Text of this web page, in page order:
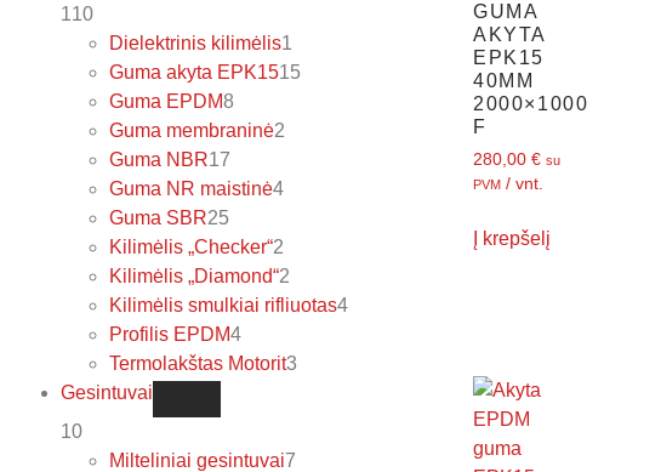
110
Dielektrinis kilimėlis1
Guma akyta EPK1515
Guma EPDM8
Guma membraninė2
Guma NBR17
Guma NR maistinė4
Guma SBR25
Kilimėlis „Checker“2
Kilimėlis „Diamond“2
Kilimėlis smulkiai rifliuotas4
Profilis EPDM4
Termolakštas Motorit3
Gesintuvai
10
Milteliniai gesintuvai7
GUMA
AKYTA
EPK15
40MM
2000×1000
F
280,00 € su
PVM / vnt.
Į krepšelį